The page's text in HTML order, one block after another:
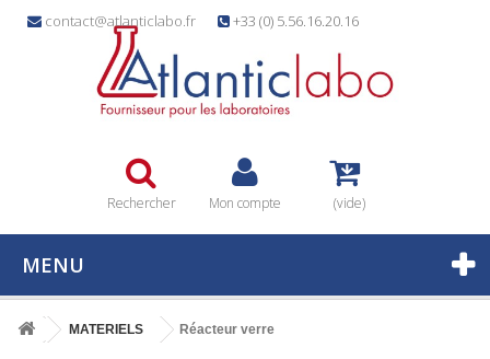
contact@atlanticlabo.fr +33 (0) 5.56.16.20.16
Rechercher Mon compte (vide)
MENU
MATERIELS Réacteur verre